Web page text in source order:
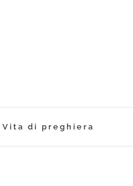
Vita di preghiera